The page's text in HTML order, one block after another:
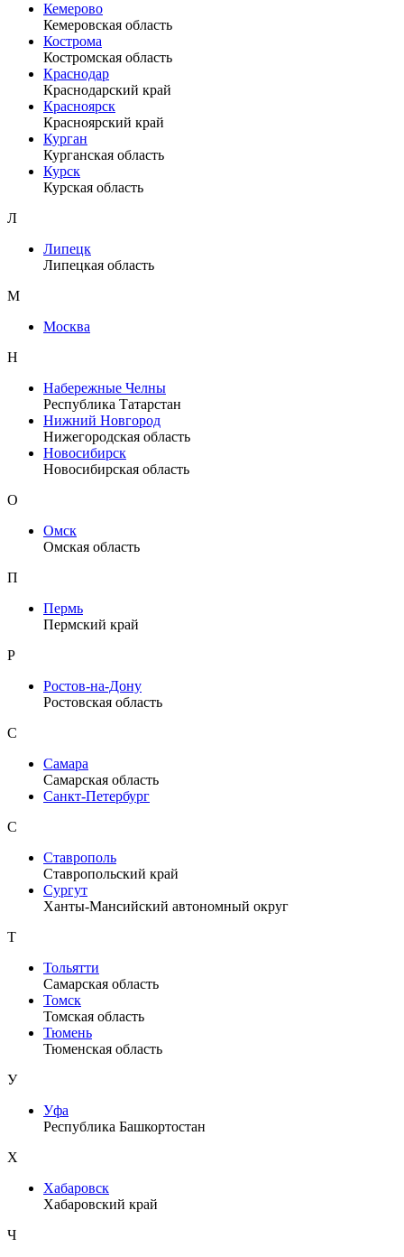
Кемерово
Кемеровская область
Кострома
Костромская область
Краснодар
Краснодарский край
Красноярск
Красноярский край
Курган
Курганская область
Курск
Курская область
Л
Липецк
Липецкая область
М
Москва
Н
Набережные Челны
Республика Татарстан
Нижний Новгород
Нижегородская область
Новосибирск
Новосибирская область
О
Омск
Омская область
П
Пермь
Пермский край
Р
Ростов-на-Дону
Ростовская область
С
Самара
Самарская область
Санкт-Петербург
С
Ставрополь
Ставропольский край
Сургут
Ханты-Мансийский автономный округ
Т
Тольятти
Самарская область
Томск
Томская область
Тюмень
Тюменская область
У
Уфа
Республика Башкортостан
Х
Хабаровск
Хабаровский край
Ч